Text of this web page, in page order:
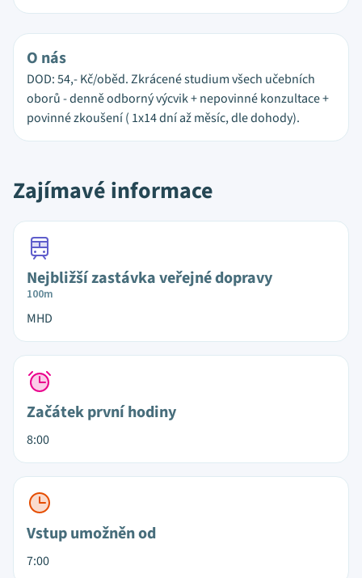
O nás
DOD: 54,- Kč/oběd. Zkrácené studium všech učebních
oborů - denně odborný výcvik + nepovinné konzultace +
povinné zkoušení ( 1x14 dní až měsíc, dle dohody).
Zajímavé informace
Nejbližší zastávka veřejné dopravy
100m
MHD
Začátek první hodiny
8:00
Vstup umožněn od
7:00